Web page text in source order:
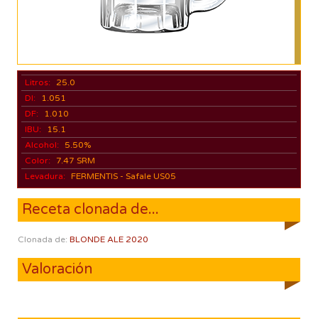
Litros:
25.0
DI:
1.051
DF:
1.010
IBU:
15.1
Alcohol:
5.50%
Color: 7.47 SRM
Levadura: FERMENTIS - Safale US05
Receta clonada de...
Clonada de: BLONDE ALE 2020
Valoración